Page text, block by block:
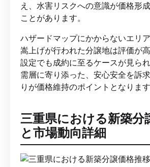
え、水害リスクへの意識が価格形
ことがあります。
ハザードマップにかからないエリ
嵩上げが行われた分譲地は評価が
設定でも成約に至るケースが見ら
需層に寄り添った、安心安全を訴
りが価格維持のポイントとなります
三重県における新築分
と市場動向詳細